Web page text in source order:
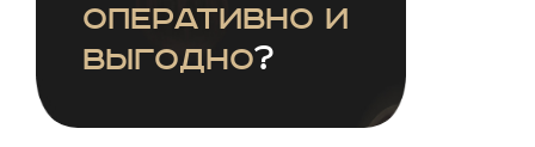
оперативно и
выгодно?